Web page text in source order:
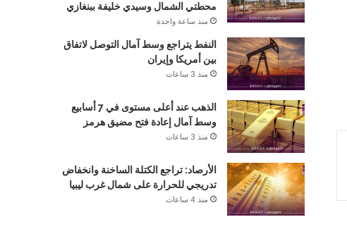
محطتي الشمال وسيدي خليفة ببنغازي
منذ ساعة واحدة
النفط يتراجع وسط آمال التوصل لاتفاق
بين أمريكا وإيران
منذ 3 ساعات
الذهب عند أعلى مستوى في 7 أسابيع
وسط آمال إعادة فتح مضيق هرمز
منذ 3 ساعات
الأرصاد: تراجع الكتلة الساخنة وانخفاض
تدريجي للحرارة على شمال غرب ليبيا
منذ 4 ساعات